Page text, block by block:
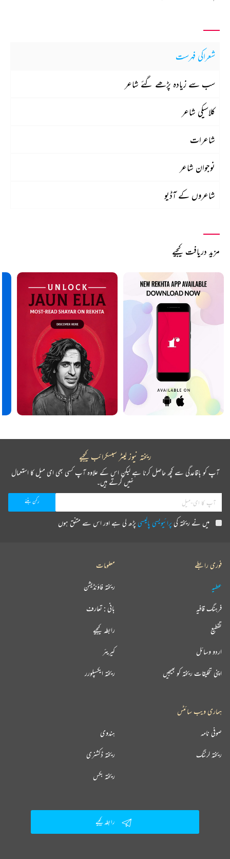
شعراکی فہرست
سب سے زیادہ پڑھے گئے شاعر
کلاسیکی شاعر
شاعرات
نوجوان شاعر
شاعروں کے آڈیو
مزید دریافت کیجیے
ریختہ نیوز لیٹر سبسکرائب کیجیے
آپ کو باقاعدگی سے کچھ حاصل کرنا ہے لیکن اس کے علاوہ آپ کسی بھی ای میل کا استعمال
نہیں کرتے ہیں۔
میں نے ریختہ کیپرائیویسی پالیسیپڑھ لی ہے اور اس سے متفق ہوں
فوری رابطے
عطیہ
فرہنگ قافیہ
تقطیع
اردو وسائل
اپنی تخلیقات ریختہ کو بھیجیں
معلومات
ریختہ فاؤنڈیشن
بانی : تعارف
رابطہ کیجیے
کیریئر
ریختہ ایکسپلورر
ہماری ویب سائٹس
ہندوی صوفی نامہ
ریختہ ڈکشنری ریختہ لرننگ
ریختہ بکس
رابطہ کیجیے